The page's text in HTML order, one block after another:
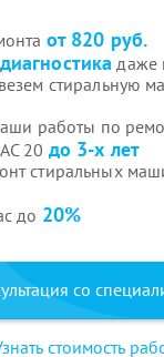
от 820 руб.
даже
стиральную
работы по
20 до 3-х лет
стиральных
до 20%
со
стоимость